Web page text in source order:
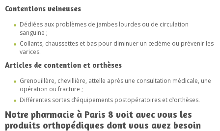
Contentions veineuses
Dédiées aux problèmes de jambes lourdes ou de circulation
sanguine ;
Collants, chaussettes et bas pour diminuer un œdème ou prévenir les
varices.
Articles de contention et orthèses
Grenouillère, chevillière, attelle après une consultation médicale, une
opération ou fracture ;
Différentes sortes d’équipements postopératoires et d’orthèses.
Notre pharmacie à Paris 8 voit avec vous les
produits orthopédiques dont vous avez besoin